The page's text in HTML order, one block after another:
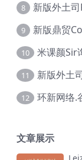
8
9
10 米课颜Sir
11 新版外土
12
文章展示